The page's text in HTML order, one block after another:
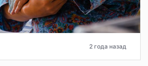
2 года назад